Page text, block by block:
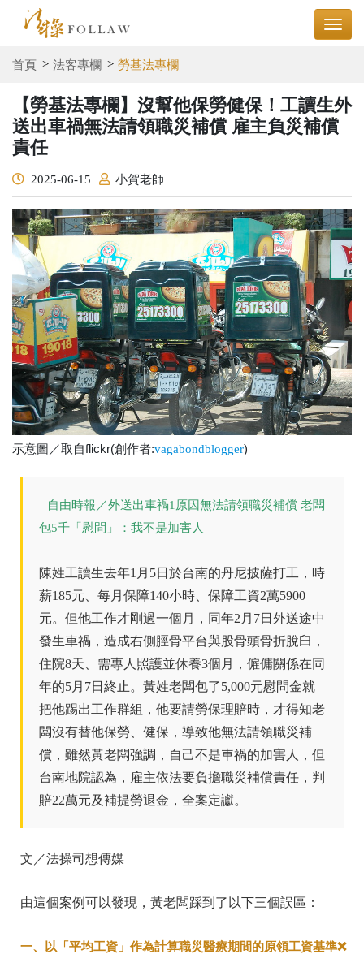
首頁 法客專欄 勞基法專欄
【勞基法專欄】沒幫他保勞健保！工讀生外
送出車禍無法請領職災補償 雇主負災補償
責任
2025-06-15 小賀老師
示意圖／取自flickr(創作者:vagabondblogger)
自由時報／外送出車禍1原因無法請領職災補償 老闆
包5千「慰問」：我不是加害人
陳姓工讀生去年1月5日於台南的丹尼披薩打工，時
薪185元、每月保障140小時、保障工資2萬5900
元。但他工作才剛過一個月，同年2月7日外送途中
發生車禍，造成右側脛骨平台與股骨頭骨折脫臼，
住院8天、需專人照護並休養3個月，僱傭關係在同
年的5月7日終止。黃姓老闆包了5,000元慰問金就
把他踢出工作群組，他要請勞保理賠時，才得知老
闆沒有替他保勞、健保，導致他無法請領職災補
償，雖然黃老闆強調，自己不是車禍的加害人，但
台南地院認為，雇主依法要負擔職災補償責任，判
賠22萬元及補提勞退金，全案定讞。
文／法操司想傳媒
由這個案例可以發現，黃老闆踩到了以下三個誤區：
一、以「平均工資」作為計算職災醫療期間的原領工資基準❌